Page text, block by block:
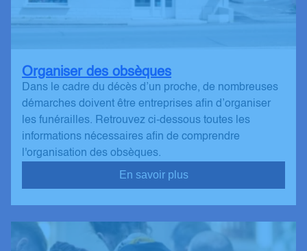
Organiser des obsèques
Dans le cadre du décès d’un proche, de nombreuses
démarches doivent être entreprises afin d’organiser
les funérailles. Retrouvez ci-dessous toutes les
informations nécessaires afin de comprendre
l'organisation des obsèques.
En savoir plus